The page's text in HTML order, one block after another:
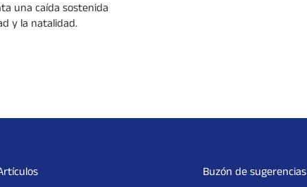
una caída sostenida
y la natalidad.
Buzón de sugerencias